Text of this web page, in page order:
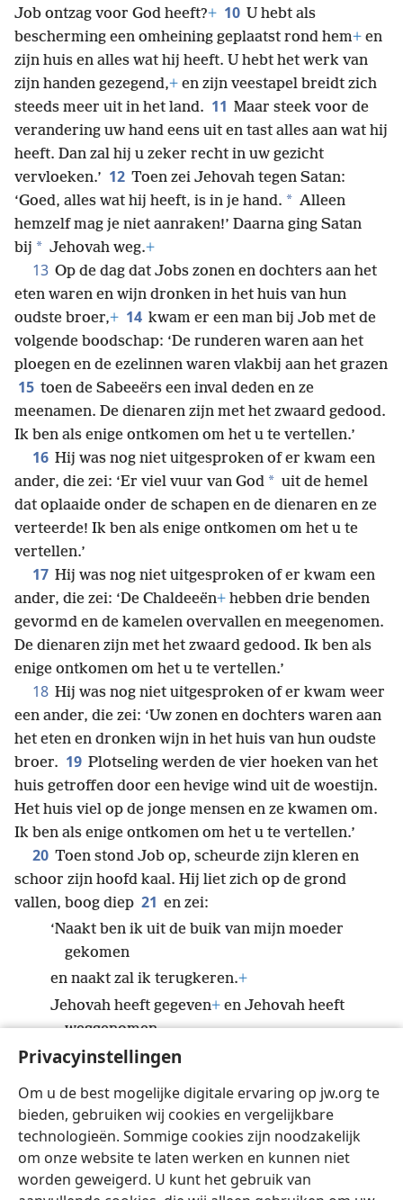
Privacyinstellingen
Om u de best mogelijke digitale ervaring op jw.org te
bieden, gebruiken wij cookies en vergelijkbare
technologieën. Sommige cookies zijn noodzakelijk
om onze website te laten werken en kunnen niet
worden geweigerd. U kunt het gebruik van
Job ontzag voor God heeft?+ 10 U hebt als
bescherming een omheining geplaatst rond hem+ en
zijn huis en alles wat hij heeft. U hebt het werk van
zijn handen gezegend,+ en zijn veestapel breidt zich
steeds meer uit in het land. 11 Maar steek voor de
verandering uw hand eens uit en tast alles aan wat hij
heeft. Dan zal hij u zeker recht in uw gezicht
vervloeken.’ 12 Toen zei Jehovah tegen Satan:
‘Goed, alles wat hij heeft, is in je hand. * Alleen
hemzelf mag je niet aanraken!’ Daarna ging Satan
bij * Jehovah weg.+
13 Op de dag dat Jobs zonen en dochters aan het
eten waren en wijn dronken in het huis van hun
oudste broer,+ 14 kwam er een man bij Job met de
volgende boodschap: ‘De runderen waren aan het
ploegen en de ezelinnen waren vlakbij aan het grazen
15 toen de Sabeeërs een inval deden en ze
meenamen. De dienaren zijn met het zwaard gedood.
Ik ben als enige ontkomen om het u te vertellen.’
16 Hij was nog niet uitgesproken of er kwam een
ander, die zei: ‘Er viel vuur van God * uit de hemel
dat oplaaide onder de schapen en de dienaren en ze
verteerde! Ik ben als enige ontkomen om het u te
vertellen.’
17 Hij was nog niet uitgesproken of er kwam een
ander, die zei: ‘De Chaldeeën+ hebben drie benden
gevormd en de kamelen overvallen en meegenomen.
De dienaren zijn met het zwaard gedood. Ik ben als
enige ontkomen om het u te vertellen.’
18 Hij was nog niet uitgesproken of er kwam weer
een ander, die zei: ‘Uw zonen en dochters waren aan
het eten en dronken wijn in het huis van hun oudste
broer. 19 Plotseling werden de vier hoeken van het
huis getroffen door een hevige wind uit de woestijn.
Het huis viel op de jonge mensen en ze kwamen om.
Ik ben als enige ontkomen om het u te vertellen.’
20 Toen stond Job op, scheurde zijn kleren en
schoor zijn hoofd kaal. Hij liet zich op de grond
vallen, boog diep 21 en zei:
‘Naakt ben ik uit de buik van mijn moeder
gekomen
en naakt zal ik terugkeren.+
Jehovah heeft gegeven+ en Jehovah heeft
weggenomen.
Laat de naam van Jehovah altijd geprezen
22
Ondanks alles zondigde Job niet en
beschuldigde hij God nergens van.
*